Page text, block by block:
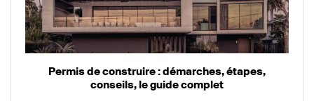
Permis de construire : démarches, étapes,
conseils, le guide complet